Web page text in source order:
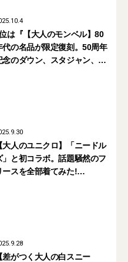
は『【大人のモンベル】80
代の名品が限定復刻。50周年
念のダウン、スタジャン、ト
大人のユニクロ】「ニードル
」と初コラボ。話題騒然のフ
ースを全部着てみた!
差がつく大人の白スニー